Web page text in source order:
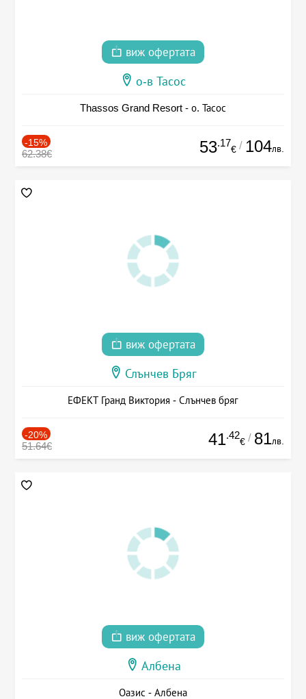
виж офертата
о-в Тасос
Thassos Grand Resort - о. Тасос
-15%
62.38€ 53.17
€ / 104лв.
виж офертата
Слънчев Бряг
ЕФЕКТ Гранд Виктория - Слънчев бряг
-20%
51.64€ 41.42
€ / 81лв.
виж офертата
Албена
Оазис - Албена